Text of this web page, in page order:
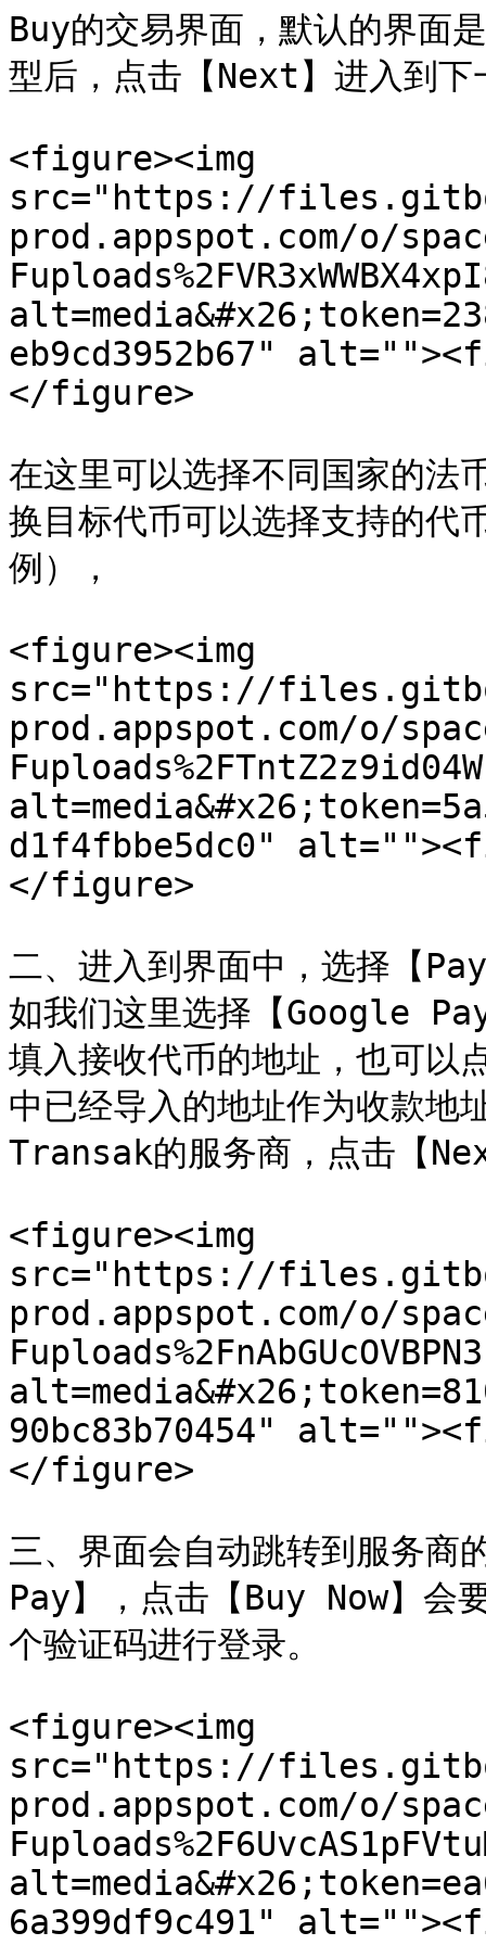
Buy的交易界面，默认的界面
型后，点击【Next】进入到下
<figure><img
src="https://
prod.appspot.com/o/
eb9cd3952b67"
</figure>
在这里可以选择不同国家的法
换目标代币可以选择支持的代
例），
<figure><img
src="https://
prod.appspot.com/o/
d1f4fbbe5dc0"
</figure>
二、进入到界面中，选择【
如我们这里选择【Google
填入接收代币的地址，也可
中已经导入的地址作为收款地
Transak的服务商，点击【
<figure><img
src="https://
prod.appspot.com/o/
90bc83b70454"
</figure>
三、界面会自动跳转到服务商
Pay】，点击【Buy Now】会
个验证码进行登录。
<figure><img
src="https://
prod.appspot.com/o/
6a399df9c491"